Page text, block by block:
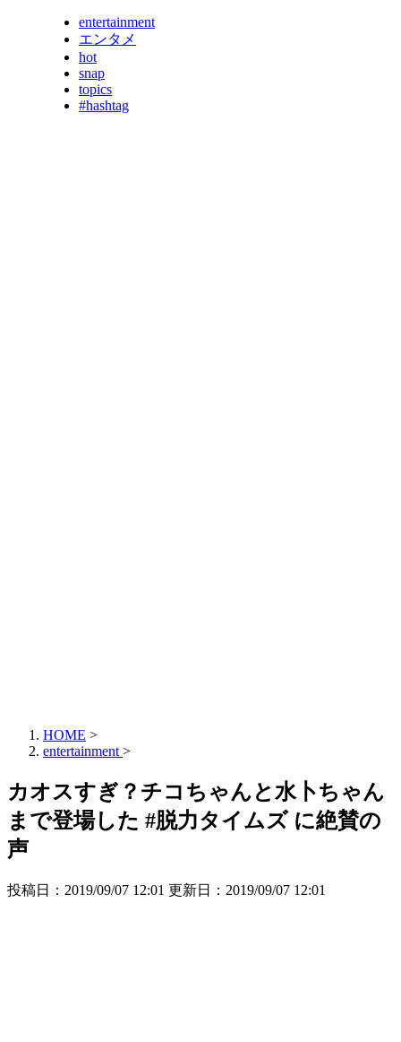
entertainment
エンタメ
hot
snap
topics
#hashtag
HOME >
entertainment >
カオスすぎ？チコちゃんと水卜ちゃん
まで登場した #脱力タイムズ に絶賛の
声
投稿日：2019/09/07 12:01 更新日： 2019/09/07 12:01